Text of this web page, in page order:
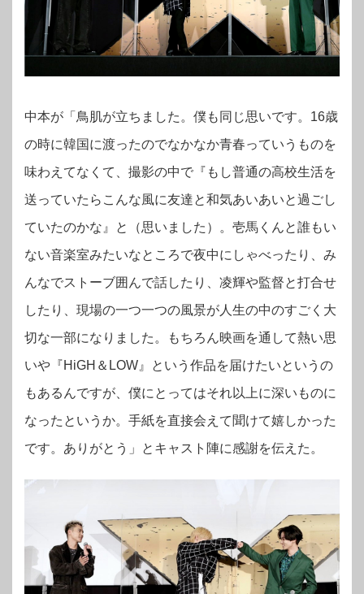
中本が「鳥肌が立ちました。僕も同じ思いです。16歳
の時に韓国に渡ったのでなかなか青春っていうものを
味わえてなくて、撮影の中で『もし普通の高校生活を
送っていたらこんな風に友達と和気あいあいと過ごし
ていたのかな』と（思いました）。壱馬くんと誰もい
ない音楽室みたいなところで夜中にしゃべったり、み
んなでストーブ囲んで話したり、凌輝や監督と打合せ
したり、現場の一つ一つの風景が人生の中のすごく大
切な一部になりました。もちろん映画を通して熱い思
いや『HiGH＆LOW』という作品を届けたいというの
もあるんですが、僕にとってはそれ以上に深いものに
なったというか。手紙を直接会えて聞けて嬉しかった
です。ありがとう」とキャスト陣に感謝を伝えた。